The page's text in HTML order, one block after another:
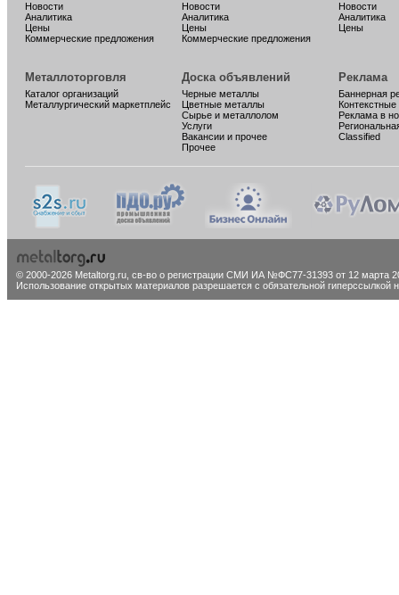
Новости
Аналитика
Цены
Коммерческие предложения
Новости
Аналитика
Цены
Коммерческие предложения
Новости
Аналитика
Цены
Металлоторговля
Каталог организаций
Металлургический маркетплейс
Доска объявлений
Черные металлы
Цветные металлы
Сырье и металлолом
Услуги
Вакансии и прочее
Прочее
Реклама
Баннерная
Реклама в
Classified
© 2000-2026 Metaltorg.ru, св-во о регистрации СМИ ИА №ФС77-31393 от 12 марта
Использование открытых материалов разрешается с обязательной гиперссылкой